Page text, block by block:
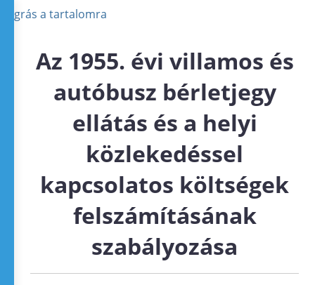
Ugrás a tartalomra
Az 1955. évi villamos és
autóbusz bérletjegy
ellátás és a helyi
közlekedéssel
kapcsolatos költségek
felszámításának
szabályozása